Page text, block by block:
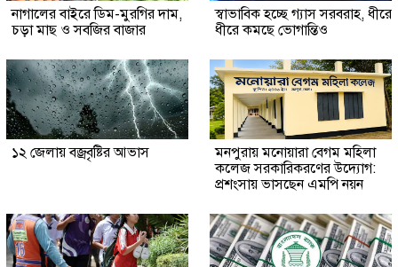
নাগালের বাইরে ডিম-মুরগির দাম,
চড়া মাছ ও সবজির বাজার
স্বাভাবিক হচ্ছে গ্যাস সরবরাহ, ধীরে
ধীরে কমছে ভোগান্তিও
১২ জেলায় বজ্রবৃষ্টির আভাস
মনপুরায় মনোয়ারা বেগম মহিলা
কলেজ সরকারিকরণের উদ্যোগ:
প্রশংসায় ভাসছেন এমপি নয়ন